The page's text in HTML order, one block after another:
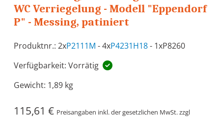
WC Verriegelung - Modell "Eppendorf
P" - Messing, patiniert
Produktnr.: 2xP2111M - 4xP4231H18- 1xP8260
Verfügbarkeit: Vorrätig
Gewicht: 1,89 kg
115,61 € Preisangaben inkl. der gesetzlichen MwSt. zzgl